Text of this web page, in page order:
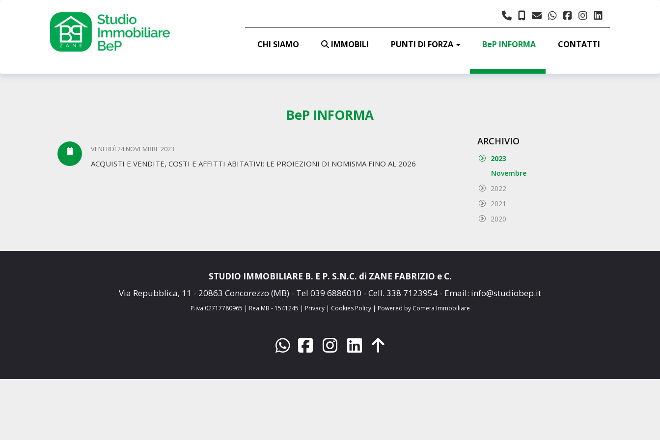
CHI SIAMO IMMOBILI PUNTI DI FORZA BeP INFORMA CONTATTI
BeP INFORMA
VENERDÌ 24 NOVEMBRE 2023
ACQUISTI E VENDITE, COSTI E AFFITTI ABITATIVI: LE PROIEZIONI DI NOMISMA FINO AL 2026
ARCHIVIO
2023
Novembre
2022
2021
2020
STUDIO IMMOBILIARE B. E P. S.N.C. di ZANE FABRIZIO e C.
Via Repubblica, 11 - 20863 Concorezzo (MB) - Tel 039 6886010 - Cell. 338 7123954 - Email: info@studiobep.it
P.iva 02717780965 | Rea MB - 1541245 | Privacy| Cookies Policy| Powered by Cometa Immobiliare